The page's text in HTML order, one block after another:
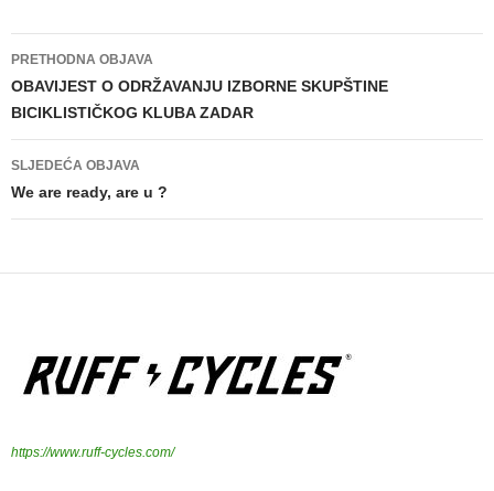
Navigacija
objava
PRETHODNA OBJAVA
OBAVIJEST O ODRŽAVANJU IZBORNE SKUPŠTINE
BICIKLISTIČKOG KLUBA ZADAR
SLJEDEĆA OBJAVA
We are ready, are u ?
https://www.ruff-cycles.com/